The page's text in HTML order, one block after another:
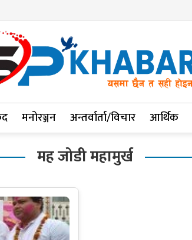
मनोरञ्जन अन्तर्वार्ता/विचार आर्थिक
मह जोडी महामुर्ख